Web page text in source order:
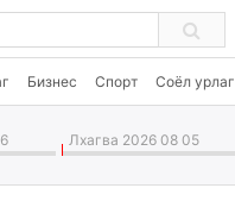
Бизнес Спорт Соёл урлаг
Лхагва 2026 08 05